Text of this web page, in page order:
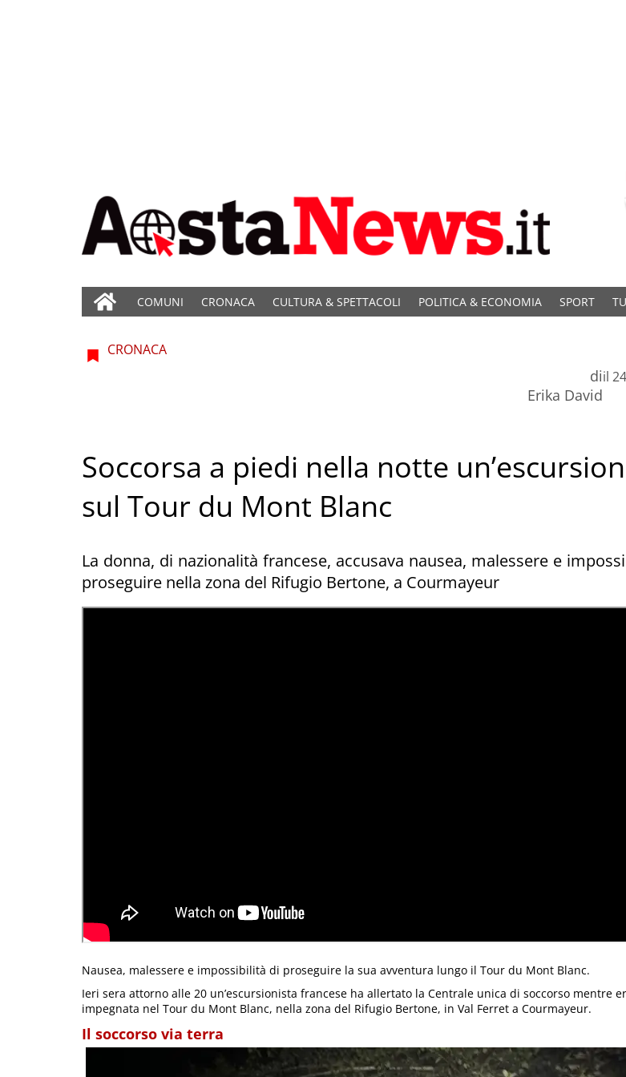
COMUNI CRONACA CULTURA & SPETTACOLI POLITICA & ECONOMIA SPORT
CRONACA
di
Erika David
il
Soccorsa a piedi nella notte
sul Tour du Mont Blanc
La donna, di nazionalità francese, accusava nausea, malessere e
proseguire nella zona del Rifugio Bertone, a Courmayeur
Nausea, malessere e impossibilità di proseguire la sua avventura lungo il Tour du Mont Blanc.
Ieri sera attorno alle 20 un’escursionista francese ha allertato la Centrale unica di soccorso mentre
impegnata nel Tour du Mont Blanc, nella zona del Rifugio Bertone, in Val Ferret a Courmayeur.
Il soccorso via terra